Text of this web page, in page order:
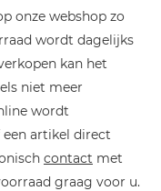
onze webshop zo
wordt dagelijks
kan het
niet meer
wordt
artikel direct
contact met
graag voor u.